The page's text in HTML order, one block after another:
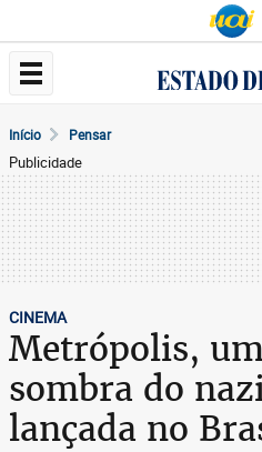
Início Pensar
Publicidade
CINEMA
Metrópolis,
sombra do
lançada no